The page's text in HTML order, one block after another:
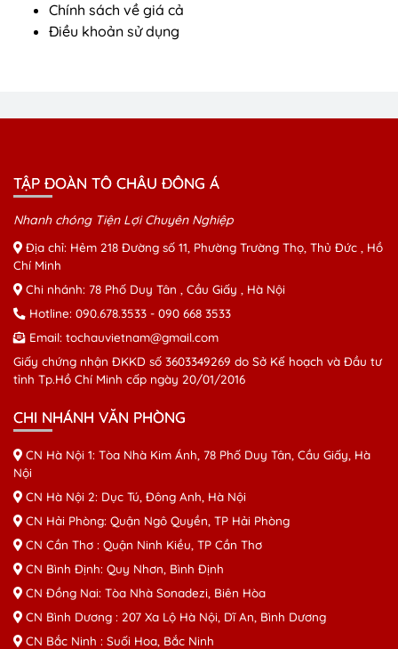
Chính sách về giá cả
Điều khoản sử dụng
TẬP ĐOÀN TÔ CHÂU ĐÔNG Á
Nhanh chóng Tiện Lợi Chuyên Nghiệp
Địa chỉ: Hẻm 218 Đường số 11, Phường Trường Thọ, Thủ Đức , Hồ
Chí Minh
Chi nhánh: 78 Phố Duy Tân , Cầu Giấy , Hà Nội
Hotline: 090.678.3533 - 090 668 3533
Email: tochauvietnam@gmail.com
Giấy chứng nhận ĐKKD số 3603349269 do Sở Kế hoạch và Đầu tư
tỉnh Tp.Hồ Chí Minh cấp ngày 20/01/2016
CHI NHÁNH VĂN PHÒNG
CN Hà Nội 1: Tòa Nhà Kim Ánh, 78 Phố Duy Tân, Cầu Giấy, Hà
Nội
CN Hà Nội 2: Dục Tú, Đông Anh, Hà Nội
CN Hải Phòng: Quận Ngô Quyền, TP Hải Phòng
CN Cần Thơ : Quận Ninh Kiều, TP Cần Thơ
CN Bình Định: Quy Nhơn, Bình Định
CN Đồng Nai: Tòa Nhà Sonadezi, Biên Hòa
CN Bình Dương : 207 Xa Lộ Hà Nội, Dĩ An, Bình Dương
CN Bắc Ninh : Suối Hoa, Bắc Ninh